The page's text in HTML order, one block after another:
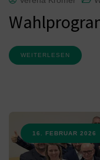
WEITERLESEN
16. FEBRUAR 2026